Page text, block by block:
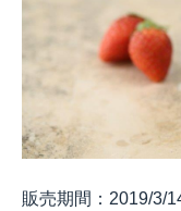
販売期間： 2019/3/